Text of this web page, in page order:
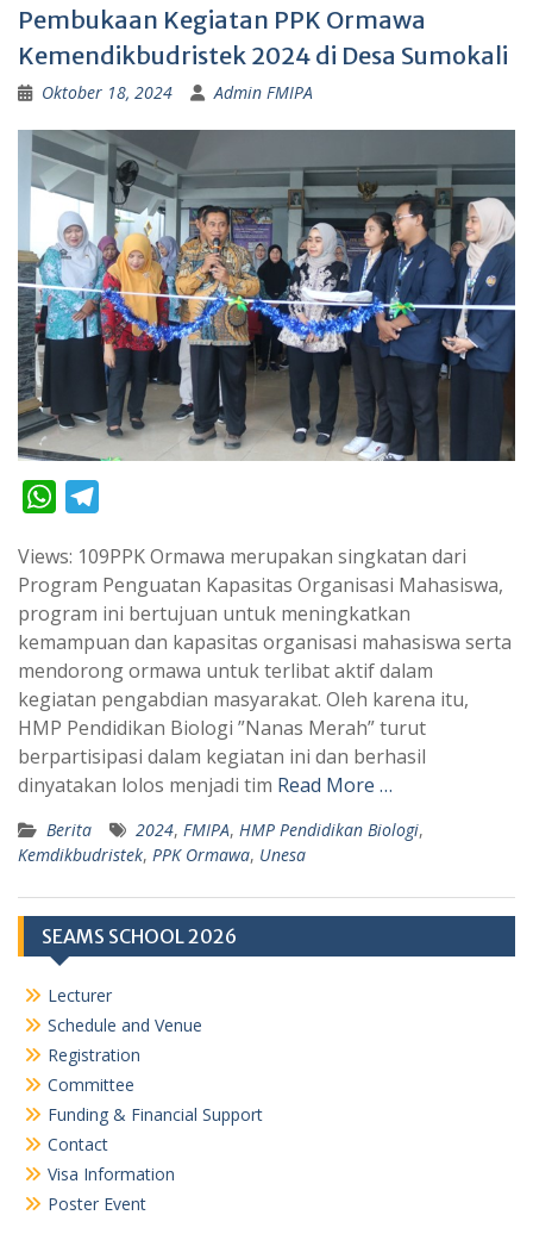
Pembukaan Kegiatan PPK Ormawa
Kemendikbudristek 2024 di Desa Sumokali
Oktober 18, 2024 Admin FMIPA
W
a
t
s
A
p
p
l
e
r
a
m
Views: 109PPK Ormawa merupakan singkatan dari
Program Penguatan Kapasitas Organisasi Mahasiswa,
program ini bertujuan untuk meningkatkan
kemampuan dan kapasitas organisasi mahasiswa serta
mendorong ormawa untuk terlibat aktif dalam
kegiatan pengabdian masyarakat. Oleh karena itu,
HMP Pendidikan Biologi ”Nanas Merah” turut
berpartisipasi dalam kegiatan ini dan berhasil
dinyatakan lolos menjadi tim Read More …
Berita 2024, FMIPA, HMP Pendidikan Biologi,
Kemdikbudristek, PPK Ormawa, Unesa
SEAMS SCHOOL 2026
Lecturer
Schedule and Venue
Registration
Committee
Funding & Financial Support
Contact
Visa Information
Poster Event